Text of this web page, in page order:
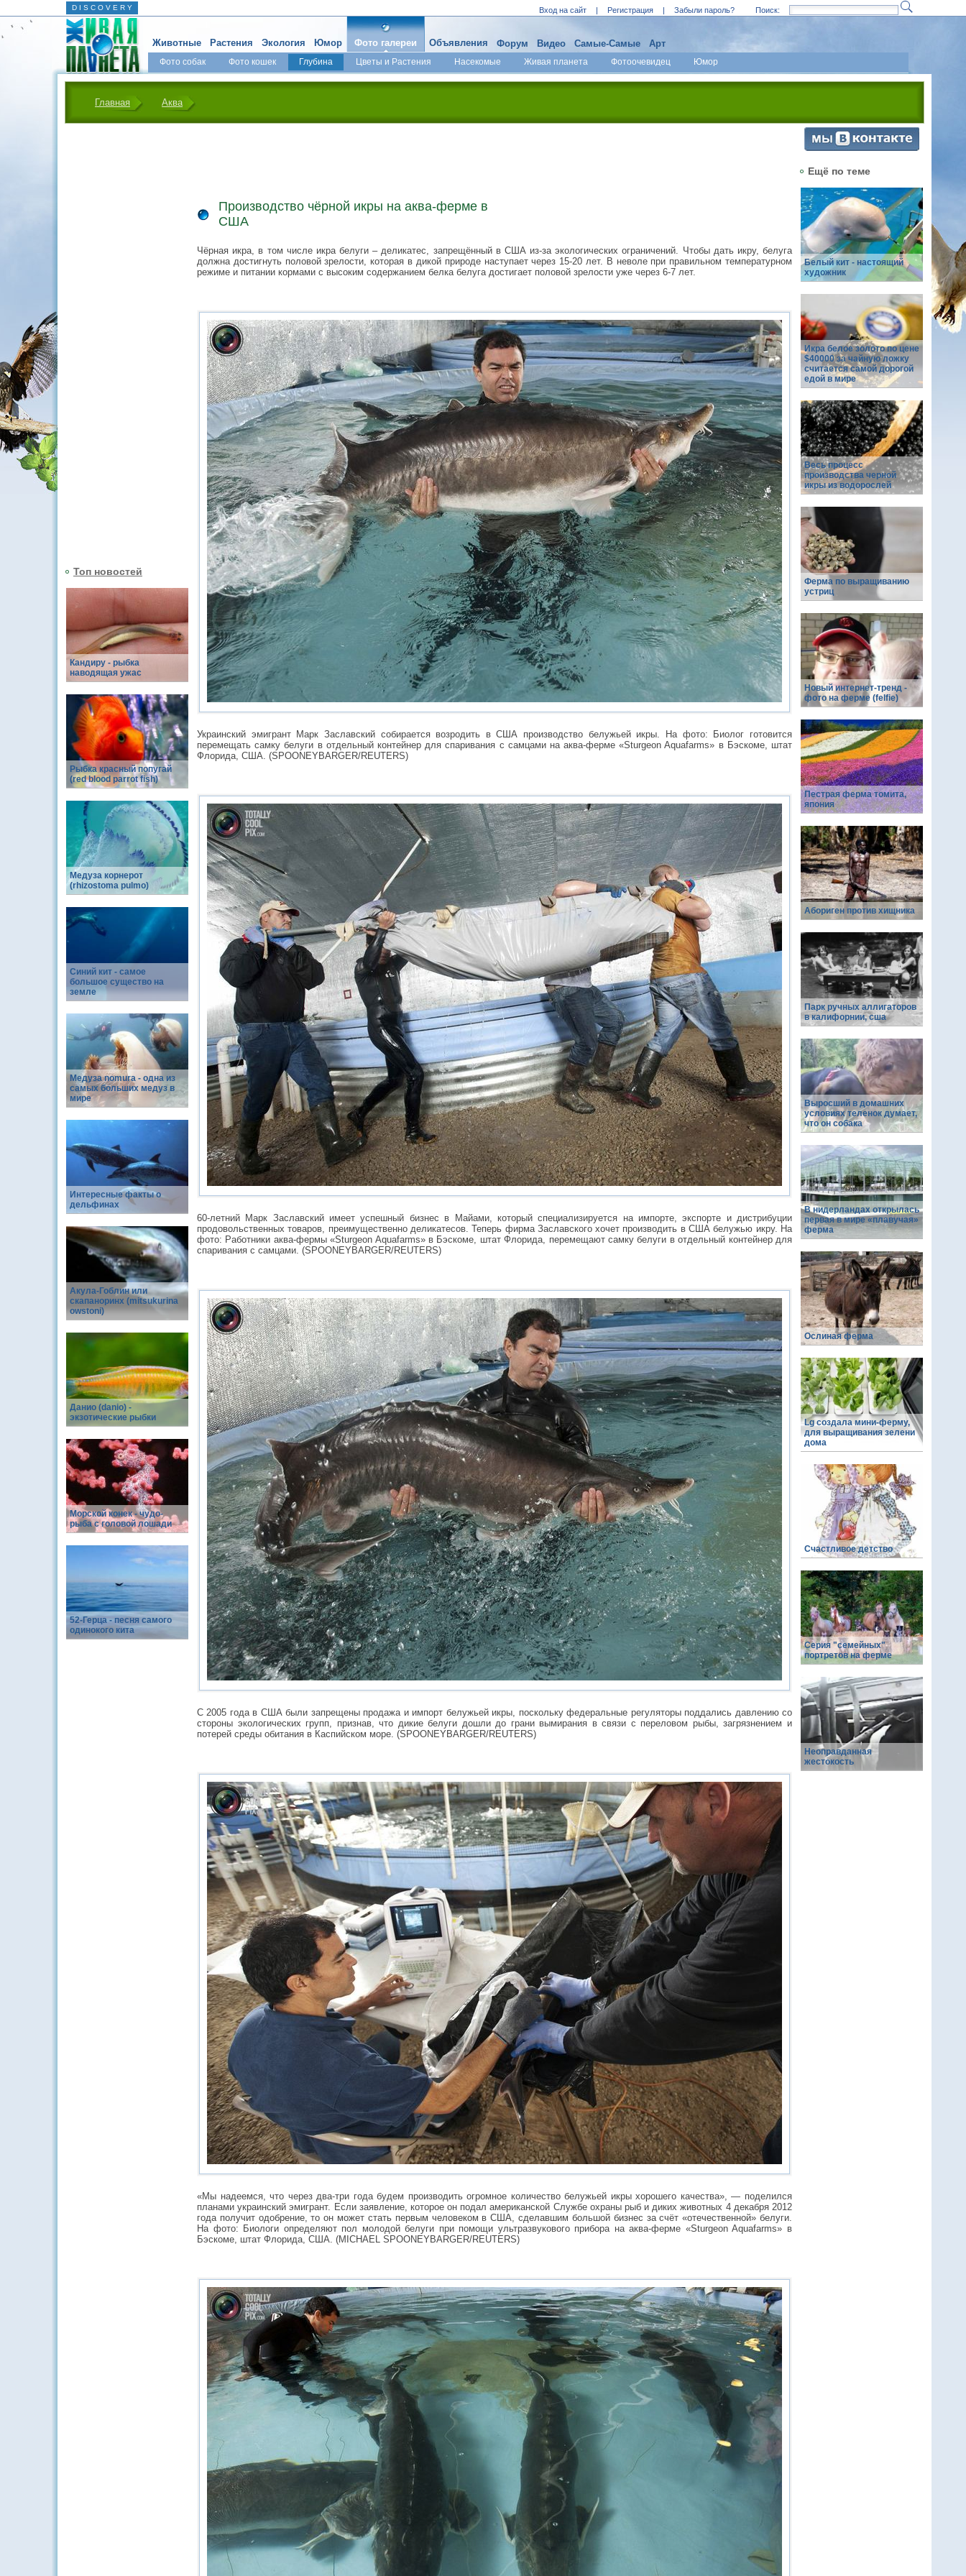
D I S C O V E R Y Вход на сайт | Регистрация | Забыли пароль? Поиск:
Животные Растения Экология Юмор Фото галереи
Фото собак Фото кошек Глубина Цветы и Растения Насекомые Живая планета Фотоочевидец Юмор
Объявления Форум Видео Самые-Самые Арт
Главная Аква
Топ новостей
Кандиру - рыбка
наводящая ужас
Рыбка красный попугай
(red blood parrot fish)
Медуза корнерот
(rhizostoma pulmo)
Синий кит - самое
большое существо на
земле
Медуза nomura - одна из
самых больших медуз в
мире
Интересные факты о
дельфинах
Акула-Гоблин или
скапаноринх (mitsukurina
owstoni)
Данио (danio) -
экзотические рыбки
Морской конек - чудо-
рыба с головой лошади
52-Герца - песня самого
одинокого кита
Производство чёрной икры на аква-ферме в
США
Чёрная икра, в том числе икра белуги – деликатес, запрещённый в США из-за экологических ограничений. Чтобы дать икру, белуга
должна достигнуть половой зрелости, которая в дикой природе наступает через 15-20 лет. В неволе при правильном температурном
режиме и питании кормами с высоким содержанием белка белуга достигает половой зрелости уже через 6-7 лет.
Украинский эмигрант Марк Заславский собирается возродить в США производство белужьей икры. На фото: Биолог готовится
перемещать самку белуги в отдельный контейнер для спаривания с самцами на аква-ферме «Sturgeon Aquafarms» в Бэскоме, штат
Флорида, США. (SPOONEYBARGER/REUTERS)
60-летний Марк Заславский имеет успешный бизнес в Майами, который специализируется на импорте, экспорте и дистрибуции
продовольственных товаров, преимущественно деликатесов. Теперь фирма Заславского хочет производить в США белужью икру. На
фото: Работники аква-фермы «Sturgeon Aquafarms» в Бэскоме, штат Флорида, перемещают самку белуги в отдельный контейнер для
спаривания с самцами. (SPOONEYBARGER/REUTERS)
С 2005 года в США были запрещены продажа и импорт белужьей икры, поскольку федеральные регуляторы поддались давлению со
стороны экологических групп, признав, что дикие белуги дошли до грани вымирания в связи с переловом рыбы, загрязнением и
потерей среды обитания в Каспийском море. (SPOONEYBARGER/REUTERS)
«Мы надеемся, что через два-три года будем производить огромное количество белужьей икры хорошего качества», — поделился
планами украинский эмигрант. Если заявление, которое он подал американской Службе охраны рыб и диких животных 4 декабря 2012
года получит одобрение, то он может стать первым человеком в США, сделавшим большой бизнес за счёт «отечественной» белуги.
На фото: Биологи определяют пол молодой белуги при помощи ультразвукового прибора на аква-ферме «Sturgeon Aquafarms» в
Бэскоме, штат Флорида, США. (MICHAEL SPOONEYBARGER/REUTERS)
Ещё по теме
Белый кит - настоящий
художник
Икра белое золото по цене
$40000 за чайную ложку
считается самой дорогой
едой в мире
Весь процесс
производства черной
икры из водорослей
Ферма по выращиванию
устриц
Новый интернет-тренд -
фото на ферме (felfie)
Пестрая ферма томита,
япония
Абориген против хищника
Парк ручных аллигаторов
в калифорнии, сша
Выросший в домашних
условиях теленок думает,
что он собака
В нидерландах открылась
первая в мире «плавучая»
ферма
Ослиная ферма
Lg создала мини-ферму,
для выращивания зелени
дома
Счастливое детство
Серия "семейных"
портретов на ферме
Неоправданная
жестокость